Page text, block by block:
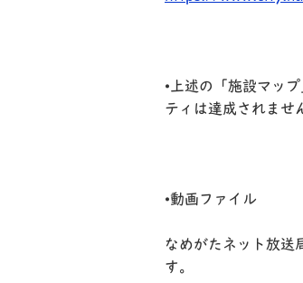
•上述の「施設マッ
ティは達成されませ
•動画ファイル
なめがたネット放送
す。